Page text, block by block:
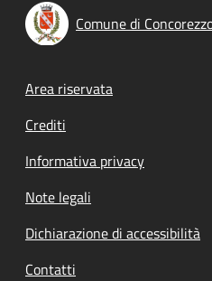
Comune di
Footer menu
Area riservata
Crediti
Informativa privacy
Note legali
Dichiarazione di accessibilità
Contatti